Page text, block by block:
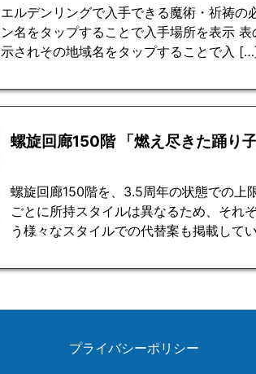
エルデンリングで入手できる魔術・祈祷
ン名をタップすることで入手場所を表示
示されその地域名をタップすることで入
螺旋回廊150階 「燃え尽きた踊り
螺旋回廊150階を、3.5周年の状態での上
ごとに所持スタイルは異なるため、それ
う様々なスタイルでの代替案も掲載してい
プライバシーポリシー